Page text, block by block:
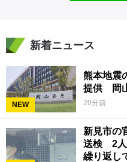
新着ニュース
NEW
熊本地震
提供 岡
20分前
新見市の
送検 2人
繰り返し